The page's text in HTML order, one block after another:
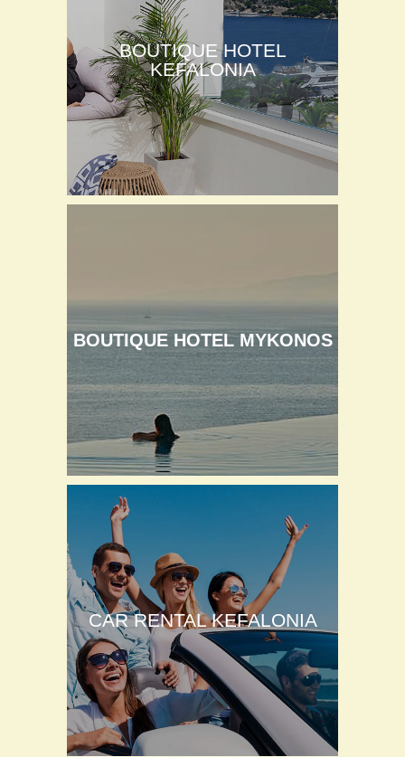
BOUTIQUE HOTEL
KEFALONIA
BOUTIQUE HOTEL MYKONOS
CAR RENTAL KEFALONIA